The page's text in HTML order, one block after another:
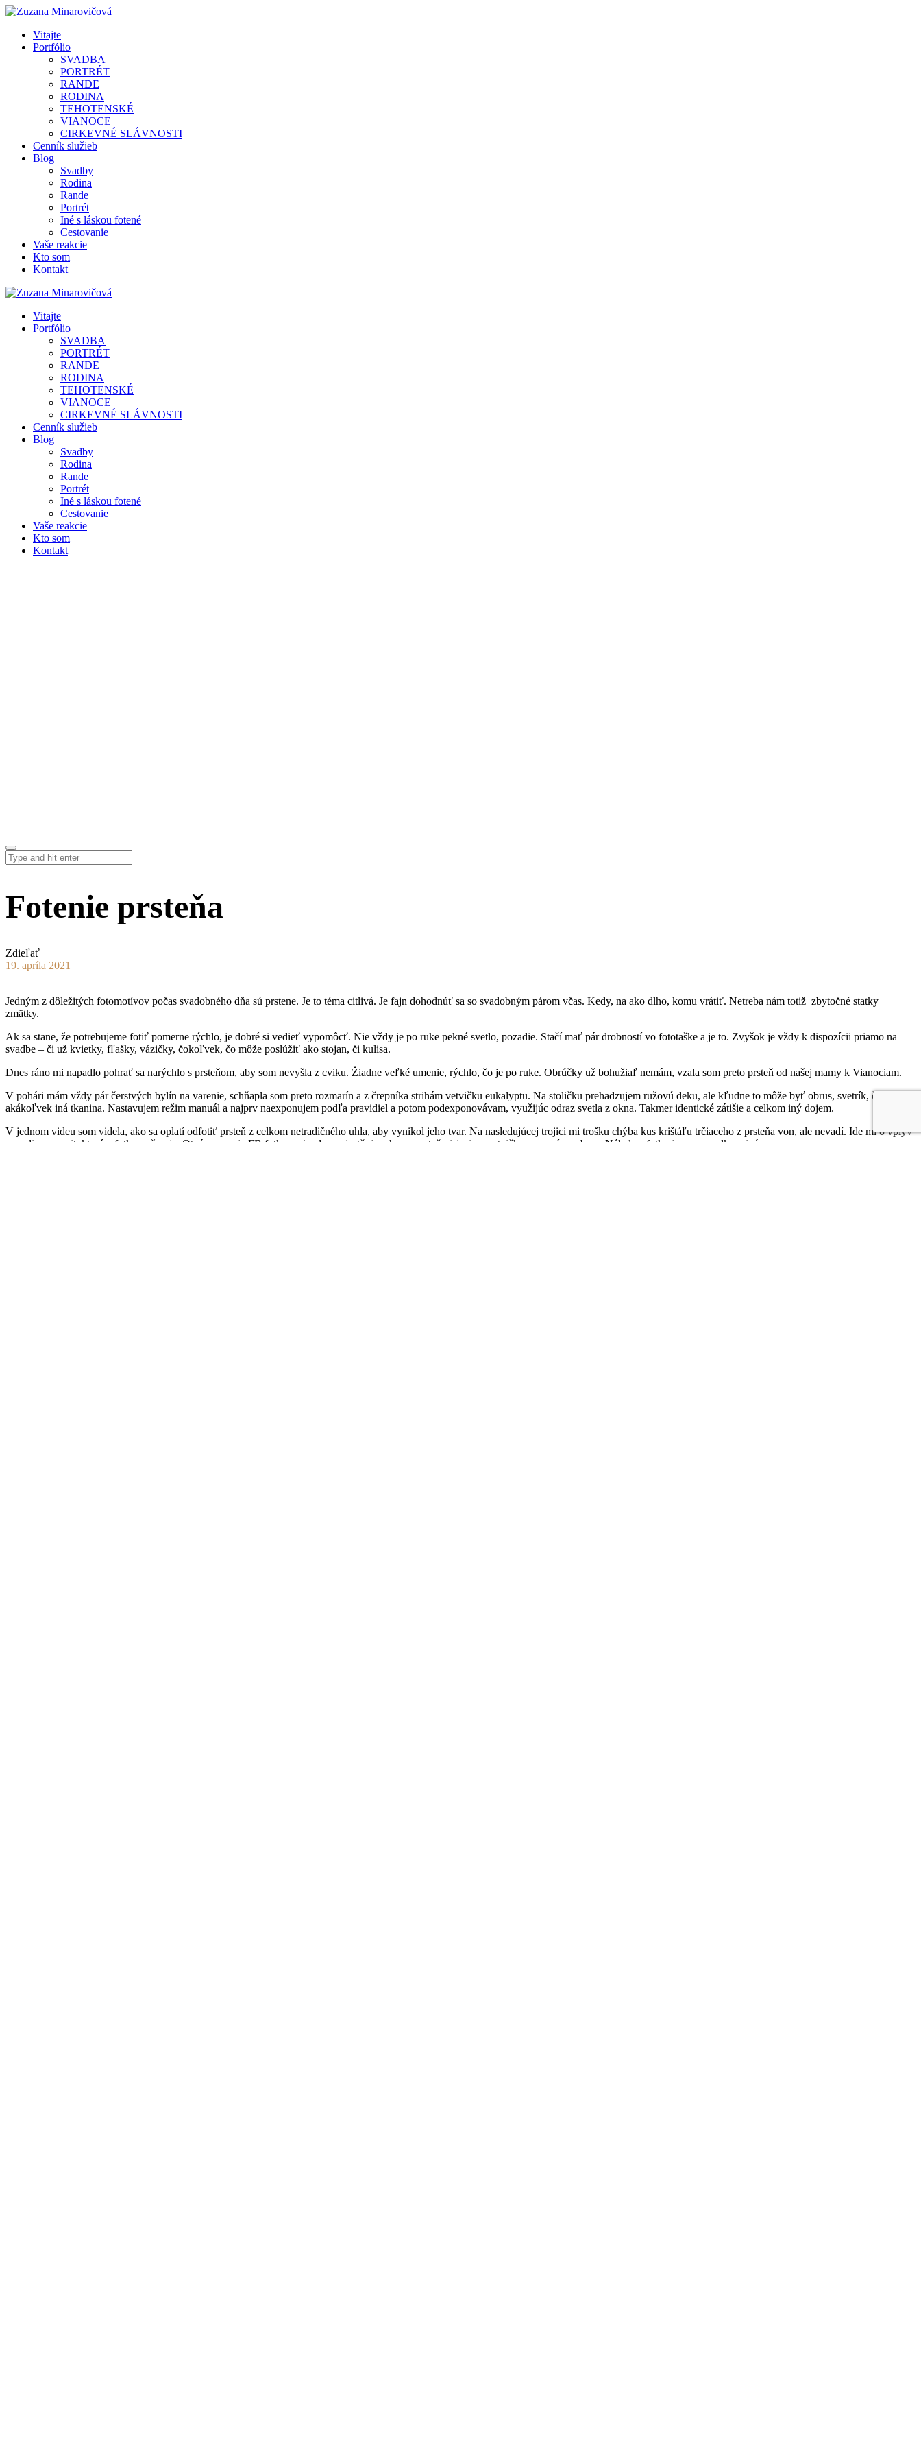
Vitajte
Portfólio
SVADBA
PORTRÉT
RANDE
RODINA
TEHOTENSKÉ
VIANOCE
CIRKEVNÉ SLÁVNOSTI
Cenník služieb
Blog
Svadby
Rodina
Rande
Portrét
Iné s láskou fotené
Cestovanie
Vaše reakcie
Kto som
Kontakt
Vitajte
Portfólio
SVADBA
PORTRÉT
RANDE
RODINA
TEHOTENSKÉ
VIANOCE
CIRKEVNÉ SLÁVNOSTI
Cenník služieb
Blog
Svadby
Rodina
Rande
Portrét
Iné s láskou fotené
Cestovanie
Vaše reakcie
Kto som
Kontakt
Fotenie prsteňa
Zdieľať
19. apríla 2021
Jedným z dôležitých fotomotívov počas svadobného dňa sú prstene. Je to téma citlivá. Je fajn dohodnúť sa so svadobným párom včas. Kedy, na ako dlho, komu vrátiť. Netreba nám totiž zbytočné statky
zmätky.
Ak sa stane, že potrebujeme fotiť pomerne rýchlo, je dobré si vedieť vypomôcť. Nie vždy je po ruke pekné svetlo, pozadie. Stačí mať pár drobností vo fototaške a je to. Zvyšok je vždy k dispozícii priamo na
svadbe – či už kvietky, fľašky, vázičky, čokoľvek, čo môže poslúžiť ako stojan, či kulisa.
Dnes ráno mi napadlo pohrať sa narýchlo s prsteňom, aby som nevyšla z cviku. Žiadne veľké umenie, rýchlo, čo je po ruke. Obrúčky už bohužiaľ nemám, vzala som preto prsteň od našej mamy k Vianociam.
V pohári mám vždy pár čerstvých bylín na varenie, schňapla som preto rozmarín a z črepníka strihám vetvičku eukalyptu. Na stoličku prehadzujem ružovú deku, ale kľudne to môže byť obrus, svetrík, či
akákoľvek iná tkanina. Nastavujem režim manuál a najprv naexponujem podľa pravidiel a potom podexponovávam, využijúc odraz svetla z okna. Takmer identické zátišie a celkom iný dojem.
V jednom videu som videla, ako sa oplatí odfotiť prsteň z celkom netradičného uhla, aby vynikol jeho tvar. Na nasledujúcej trojici mi trošku chýba kus krištáľu trčiaceho z prsteňa von, ale nevadí. Ide mi o vplyv
pozadia na pocit, ktorý z fotky vyžaruje. Otváram svoje FB fotky na ipade, umiestňujem ho za prsteň visiaci na vetvičke rozmarínu a bum. Nálada z fotky je razom celkom iná.